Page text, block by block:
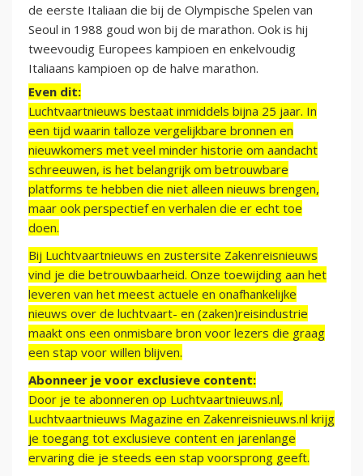
de eerste Italiaan die bij de Olympische Spelen van
Seoul in 1988 goud won bij de marathon. Ook is hij
tweevoudig Europees kampioen en enkelvoudig
Italiaans kampioen op de halve marathon.
Even dit:
Luchtvaartnieuws bestaat inmiddels bijna 25 jaar. In
een tijd waarin talloze vergelijkbare bronnen en
nieuwkomers met veel minder historie om aandacht
schreeuwen, is het belangrijk om betrouwbare
platforms te hebben die niet alleen nieuws brengen,
maar ook perspectief en verhalen die er echt toe
doen.
Bij Luchtvaartnieuws en zustersite Zakenreisnieuws
vind je die betrouwbaarheid. Onze toewijding aan het
leveren van het meest actuele en onafhankelijke
nieuws over de luchtvaart- en (zaken)reisindustrie
maakt ons een onmisbare bron voor lezers die graag
een stap voor willen blijven.
Abonneer je voor exclusieve content:
Door je te abonneren op Luchtvaartnieuws.nl,
Luchtvaartnieuws Magazine en Zakenreisnieuws.nl krijg
je toegang tot exclusieve content en jarenlange
ervaring die je steeds een stap voorsprong geeft.